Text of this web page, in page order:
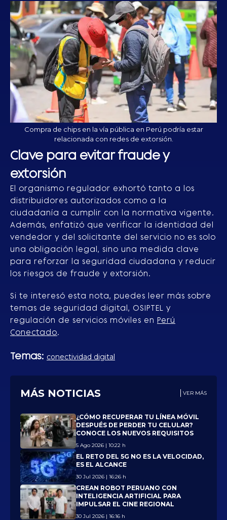
MÁS NOTICIAS VER MÁS
¿CÓMO RECUPERAR TU LÍNEA MÓVIL
DESPUÉS DE PERDER TU CELULAR?
CONOCE LOS NUEVOS REQUISITOS
5 Ago 2026 | 10:22 h
EL RETO DEL 5G NO ES LA VELOCIDAD,
ES EL ALCANCE
30 Jul 2026 | 16:26 h
CREAN ROBOT PERUANO CON
INTELIGENCIA ARTIFICIAL PARA
IMPULSAR EL CINE REGIONAL
30 Jul 2026 | 16:16 h
Compra de chips en la vía pública en Perú podría estar
relacionada con redes de extorsión.
Clave para evitar fraude y
extorsión
El organismo regulador exhortó tanto a los
distribuidores autorizados como a la
ciudadanía a cumplir con la normativa vigente.
Además, enfatizó que verificar la identidad del
vendedor y del solicitante del servicio no es solo
una obligación legal, sino una medida clave
para reforzar la seguridad ciudadana y reducir
los riesgos de fraude y extorsión.
Si te interesó esta nota, puedes leer más sobre
temas de seguridad digital, OSIPTEL y
regulación de servicios móviles en Perú
Conectado.
Temas: conectividad digital